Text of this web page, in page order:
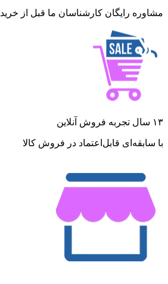
مشاوره رایگان کارشناسان ما قبل از خرید
۱۳ سال تجربه فروش آنلاین
با سابقه‌ای قابل‌اعتماد در فروش کالا